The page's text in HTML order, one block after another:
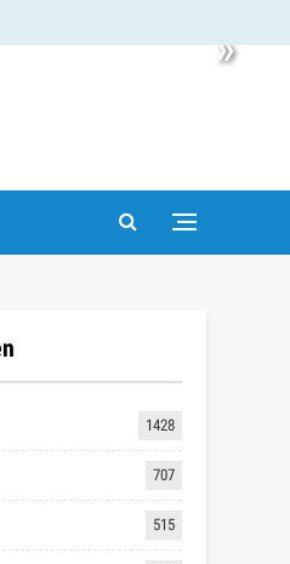
»
1428
707
515